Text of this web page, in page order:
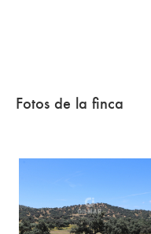
Fotos de la finca